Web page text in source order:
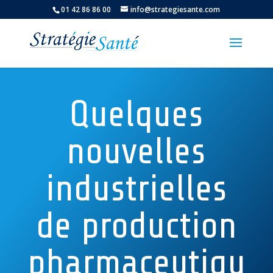
01 42 86 86 00 info@strategiesante.com
Quelques
nouvelles
industrielles
de production
pharmaceutiqu